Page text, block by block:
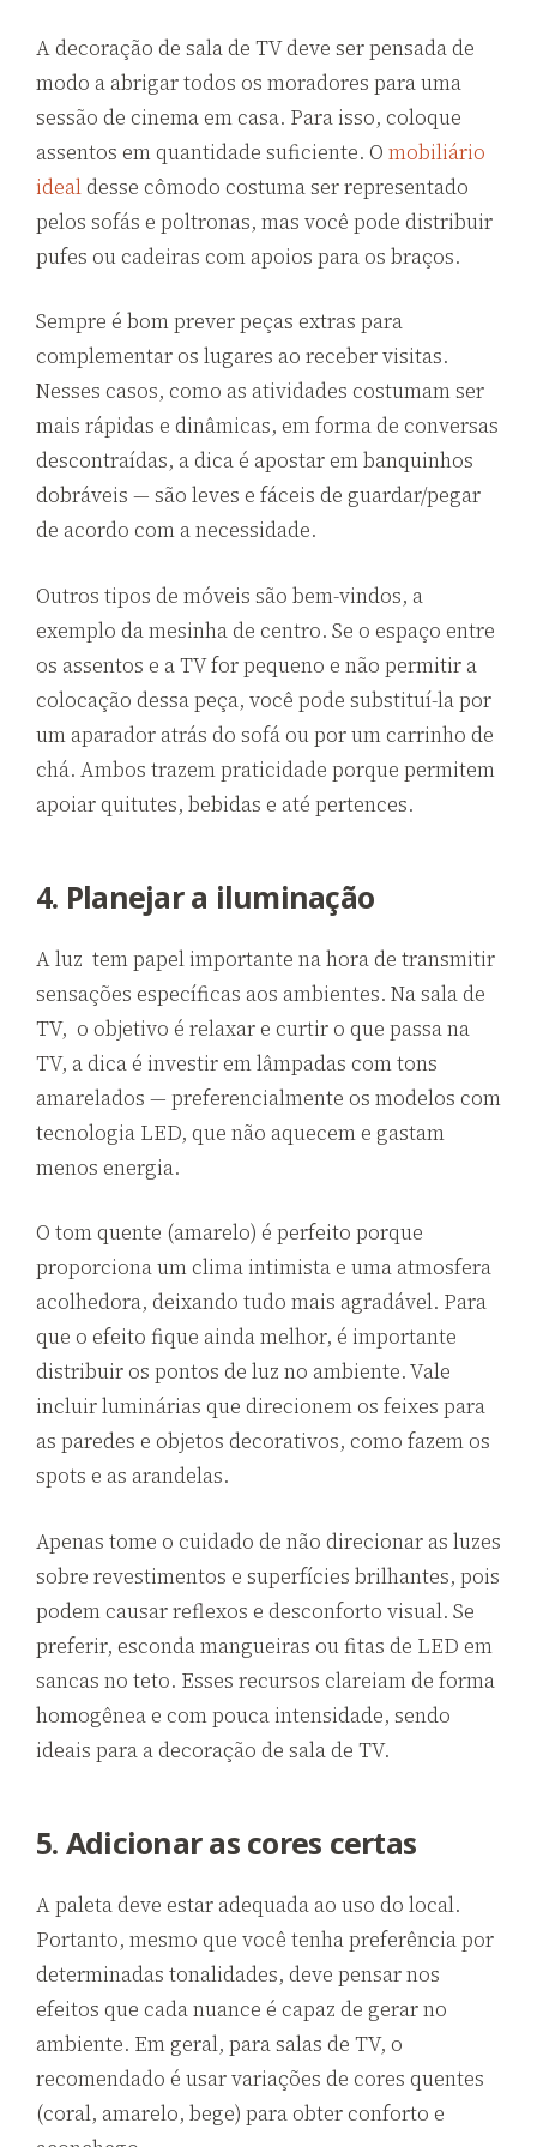
A decoração de sala de TV deve ser pensada de
modo a abrigar todos os moradores para uma
sessão de cinema em casa. Para isso, coloque
assentos em quantidade suficiente. O mobiliário
idealdesse cômodo costuma ser representado
pelos sofás e poltronas, mas você pode distribuir
pufes ou cadeiras com apoios para os braços.
Sempre é bom prever peças extras para
complementar os lugares ao receber visitas.
Nesses casos, como as atividades costumam ser
mais rápidas e dinâmicas, em forma de conversas
descontraídas, a dica é apostar em banquinhos
dobráveis — são leves e fáceis de guardar/pegar
de acordo com a necessidade.
Outros tipos de móveis são bem-vindos, a
exemplo da mesinha de centro. Se o espaço entre
os assentos e a TV for pequeno e não permitir a
colocação dessa peça, você pode substituí-la por
um aparador atrás do sofá ou por um carrinho de
chá. Ambos trazem praticidade porque permitem
apoiar quitutes, bebidas e até pertences.
4. Planejar a iluminação
A luz tem papel importante na hora de transmitir
sensações específicas aos ambientes. Na sala de
TV, o objetivo é relaxar e curtir o que passa na
TV, a dica é investir em lâmpadas com tons
amarelados — preferencialmente os modelos com
tecnologia LED, que não aquecem e gastam
menos energia.
O tom quente (amarelo) é perfeito porque
proporciona um clima intimista e uma atmosfera
acolhedora, deixando tudo mais agradável. Para
que o efeito fique ainda melhor, é importante
distribuir os pontos de luz no ambiente. Vale
incluir luminárias que direcionem os feixes para
as paredes e objetos decorativos, como fazem os
spots e as arandelas.
Apenas tome o cuidado de não direcionar as luzes
sobre revestimentos e superfícies brilhantes, pois
podem causar reflexos e desconforto visual. Se
preferir, esconda mangueiras ou fitas de LED em
sancas no teto. Esses recursos clareiam de forma
homogênea e com pouca intensidade, sendo
ideais para a decoração de sala de TV.
5. Adicionar as cores certas
A paleta deve estar adequada ao uso do local.
Portanto, mesmo que você tenha preferência por
determinadas tonalidades, deve pensar nos
efeitos que cada nuance é capaz de gerar no
ambiente. Em geral, para salas de TV, o
recomendado é usar variações de cores quentes
(coral, amarelo, bege) para obter conforto e